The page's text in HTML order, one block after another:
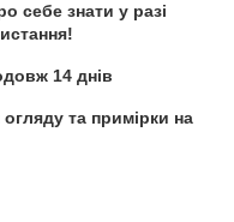
себе знати у разі
14 днів
та примірки на